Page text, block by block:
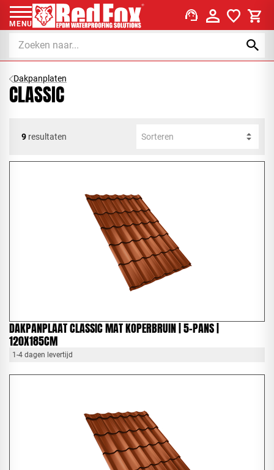
MENU support_agent
Dakpanplaten
CLASSIC
9 resultaten Sorteren
DAKPANPLAAT CLASSIC MAT KOPERBRUIN | 5-PANS |
120X185CM
1-4 dagen levertijd